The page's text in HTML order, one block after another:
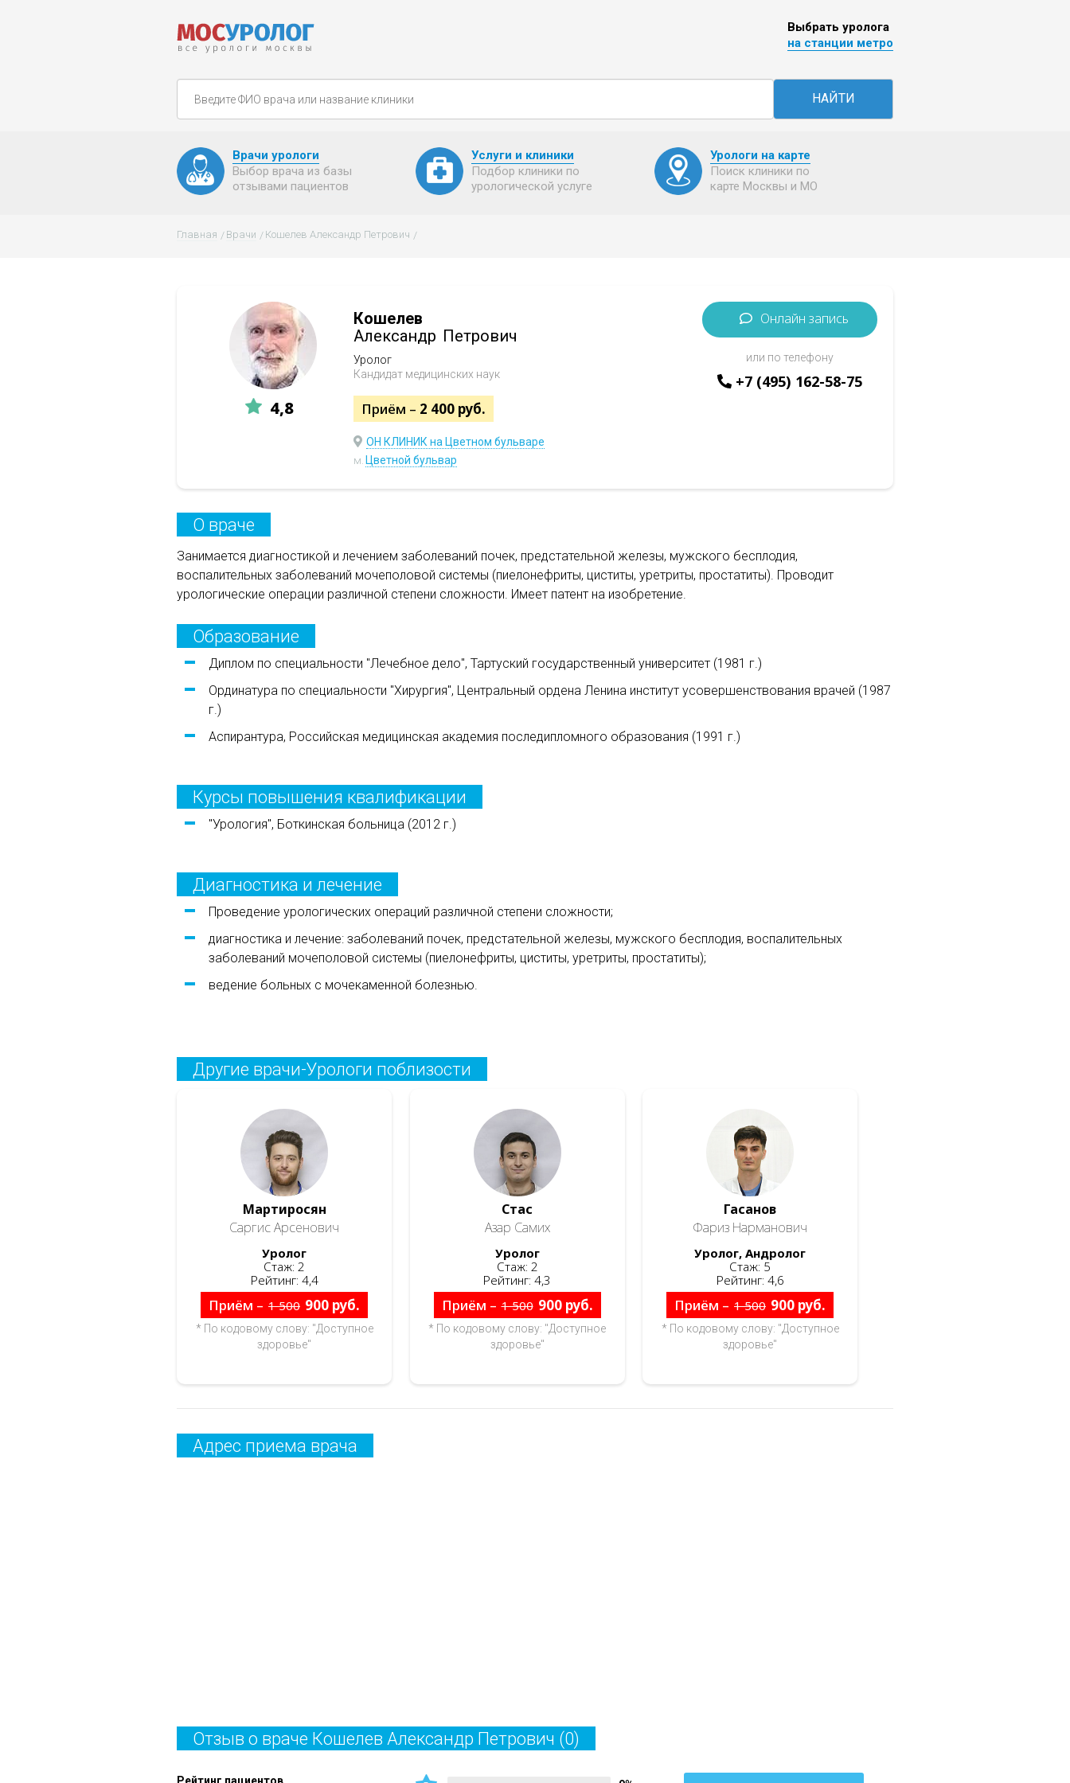
Выбрать уролога
на станции метро
НАЙТИ
Врачи урологи
Выбор врача из базы
отзывами пациентов
Услуги и клиники
Подбор клиники по
урологической услуге
Урологи на карте
Поиск клиники по
карте Москвы и МО
Главная Врачи Кошелев Александр Петрович
4,8
Кошелев
Александр Петрович
Уролог
Кандидат медицинских наук
Приём – 2 400 руб.
ОН КЛИНИК на Цветном бульваре
м. Цветной бульвар
Онлайн запись
или по телефону
+7 (495) 162-58-75
О враче
Занимается диагностикой и лечением заболеваний почек, предстательной железы, мужского бесплодия,
воспалительных заболеваний мочеполовой системы (пиелонефриты, циститы, уретриты, простатиты). Проводит
урологические операции различной степени сложности. Имеет патент на изобретение.
Образование
Диплом по специальности "Лечебное дело", Тартуский государственный университет (1981 г.)
Ординатура по специальности "Хирургия", Центральный ордена Ленина институт усовершенствования врачей (1987
г.)
Аспирантура, Российская медицинская академия последипломного образования (1991 г.)
Курсы повышения квалификации
"Урология", Боткинская больница (2012 г.)
Диагностика и лечение
Проведение урологических операций различной степени сложности;
диагностика и лечение: заболеваний почек, предстательной железы, мужского бесплодия, воспалительных
заболеваний мочеполовой системы (пиелонефриты, циститы, уретриты, простатиты);
ведение больных с мочекаменной болезнью.
Другие врачи-Урологи поблизости
Мартиросян
Саргис Арсенович
Уролог
Стаж: 2
Рейтинг: 4,4
Приём – 1 500 900 руб.
* По кодовому слову: "Доступное
здоровье"
Стас
Азар Самих
Уролог
Стаж: 2
Рейтинг: 4,3
Приём – 1 500 900 руб.
* По кодовому слову: "Доступное
здоровье"
Гасанов
Фариз Нарманович
Уролог, Андролог
Стаж: 5
Рейтинг: 4,6
Приём – 1 500 900 руб.
* По кодовому слову: "Доступное
здоровье"
Адрес приема врача
Отзыв о враче Кошелев Александр Петрович (0)